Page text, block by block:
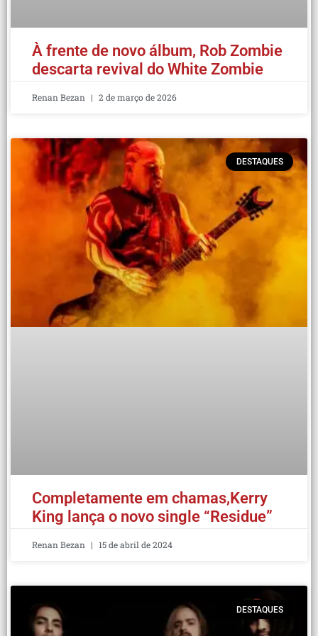
À frente de novo álbum, Rob Zombie
descarta revival do White Zombie
Renan Bezan 2 de março de 2026
DESTAQUES
Completamente em chamas,Kerry
King lança o novo single “Residue”
Renan Bezan 15 de abril de 2024
DESTAQUES